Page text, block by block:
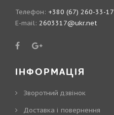
Телефон: +380 (67) 260-33-17
E-mail: 2603317@ukr.net
ІНФОРМАЦІЯ
Зворотний дзвінок
Доставка і повернення